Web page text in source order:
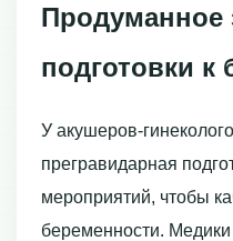
Продуманное
подготовки к
У акушеров-
прегравидарная
мероприятий, чтобы
беременности. Медики